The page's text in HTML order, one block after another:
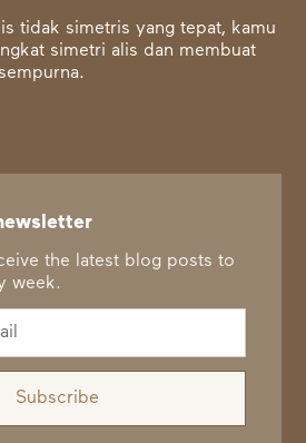
tidak simetris yang tepat, kamu
simetri alis dan membuat
the latest blog posts to
week.